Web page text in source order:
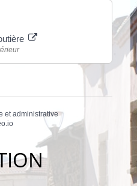
et administrative